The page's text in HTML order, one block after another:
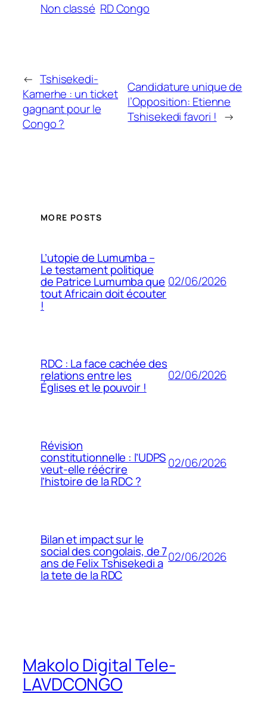
Non classé RD Congo
← Tshisekedi-
Kamerhe : un ticket
gagnant pour le
Congo ?
Candidature unique de
l’Opposition: Etienne
Tshisekedi favori ! →
MORE POSTS
L’utopie de Lumumba –
Le testament politique
de Patrice Lumumba que
tout Africain doit écouter
!
02/06/2026
RDC : La face cachée des
relations entre les
Églises et le pouvoir !
02/06/2026
Révision
constitutionnelle : l’UDPS
veut-elle réécrire
l’histoire de la RDC ?
02/06/2026
Bilan et impact sur le
social des congolais, de 7
ans de Felix Tshisekedi a
la tete de la RDC
02/06/2026
Makolo Digital Tele-
LAVDCONGO